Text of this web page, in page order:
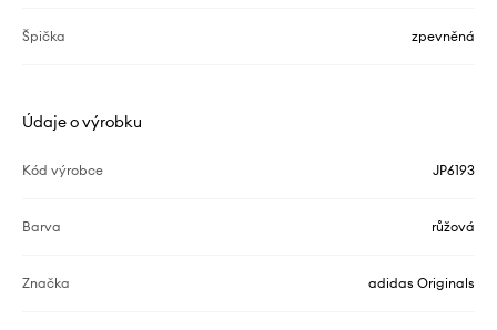
Špička zpevněná
Údaje o výrobku
Kód výrobce JP6193
Barva růžová
Značka adidas Originals